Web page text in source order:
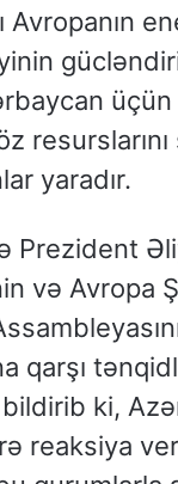
Avropanın
yaradır.
Prezident
və Avropa
qarşı
ki,
reaksiya